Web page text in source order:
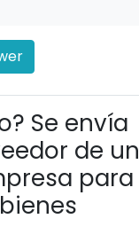
Se envía
de un
para